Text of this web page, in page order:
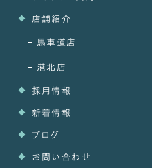
店舗紹介
馬車道店
港北店
採用情報
新着情報
ブログ
お問い合わせ